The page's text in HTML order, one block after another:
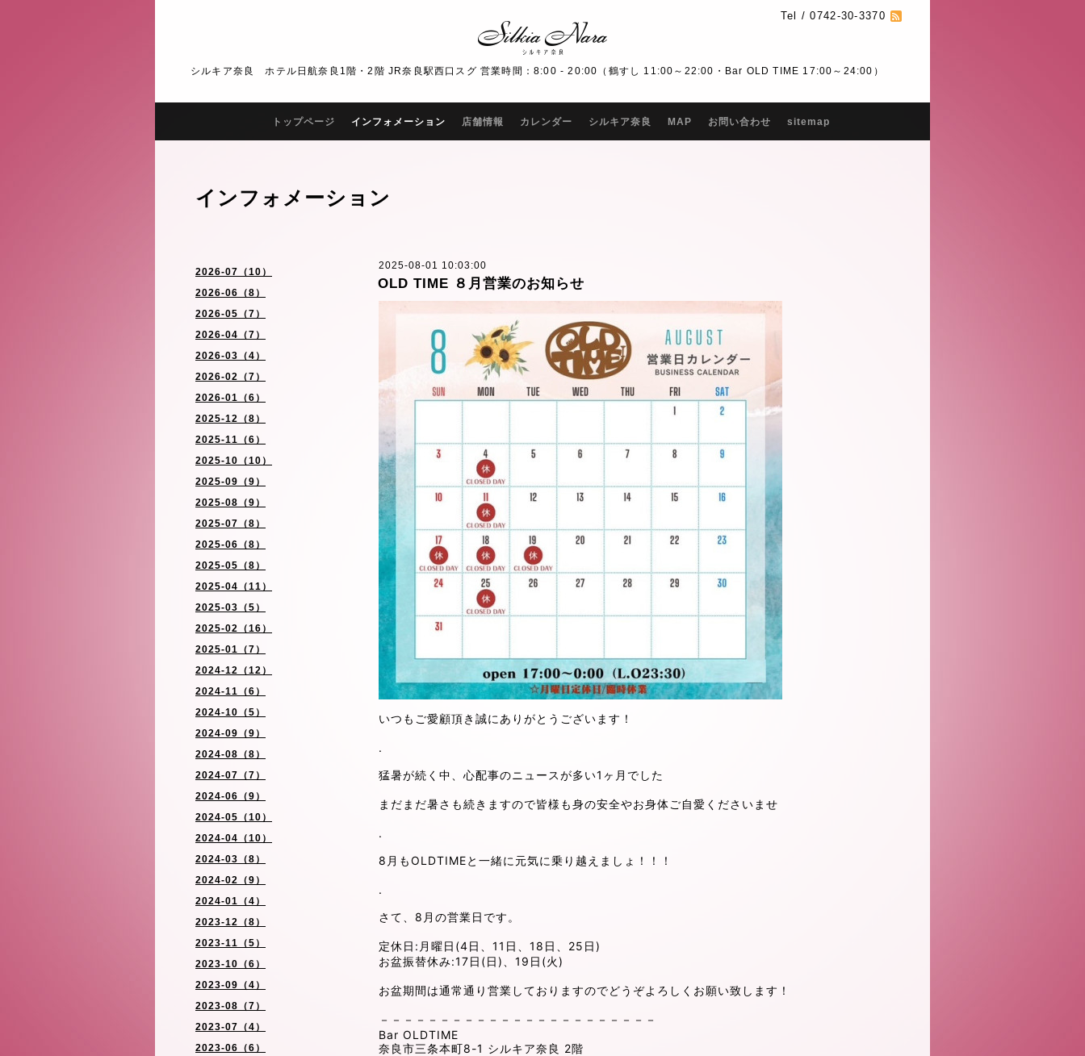
Tel / 0742-30-3370
シルキア奈良 ホテル日航奈良1階・2階 JR奈良駅西口スグ 営業時間：8:00 - 20:00（鶴すし 11:00～22:00・Bar OLD TIME 17:00～24:00）
トップページ インフォメーション 店舗情報 カレンダー シルキア奈良 MAP お問い合わせ sitemap
2026-07（10）
2026-06（8）
2026-05（7）
2026-04（7）
2026-03（4）
2026-02（7）
2026-01（6）
2025-12（8）
2025-11（6）
2025-10（10）
2025-09（9）
2025-08（9）
2025-07（8）
2025-06（8）
2025-05（8）
2025-04（11）
2025-03（5）
2025-02（16）
2025-01（7）
2024-12（12）
2024-11（6）
2024-10（5）
2024-09（9）
2024-08（8）
2024-07（7）
2024-06（9）
2024-05（10）
2024-04（10）
2024-03（8）
2024-02（9）
2024-01（4）
2023-12（8）
2023-11（5）
2023-10（6）
2023-09（4）
2023-08（7）
2023-07（4）
2023-06（6）
インフォメーション
2025-08-01 10:03:00
OLD TIME ８月営業のお知らせ
いつもご愛顧頂き誠にありがとうございます！
.
猛暑が続く中、心配事のニュースが多い1ヶ月でした
まだまだ暑さも続きますので皆様も身の安全やお身体ご自愛くださいませ
.
8月もOLDTIMEと一緒に元気に乗り越えましょ！！！
.
さて、8月の営業日です。
定休日:月曜日(4日、11日、18日、25日)
お盆振替休み:17日(日)、19日(火)
お盆期間は通常通り営業しておりますのでどうぞよろしくお願い致します！
－－－－－－－－－－－－－－－－－－－－－－－
Bar OLDTIME
奈良市三条本町8-1 シルキア奈良 2階